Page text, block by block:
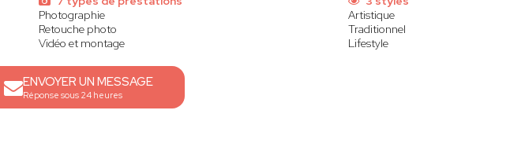
Photographie
Retouche photo
Vidéo et montage
Artistique
Traditionnel
Lifestyle
ENVOYER UN MESSAGE
Réponse sous 24 heures